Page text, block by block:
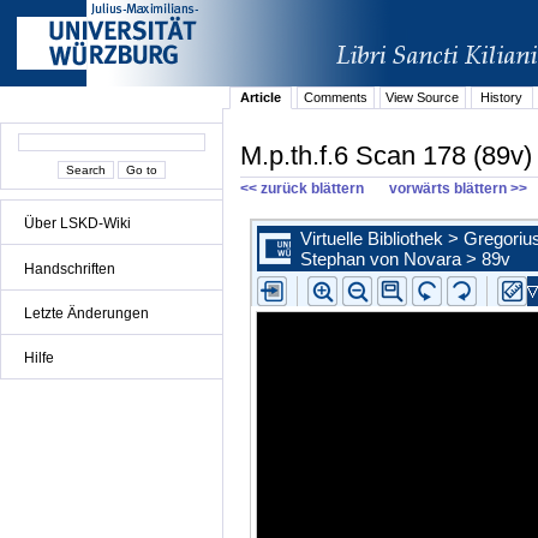
Über LSKD-Wiki
Handschriften
Letzte Änderungen
Hilfe
Article Comments View Source History
M.p.th.f.6 Scan 178 (89v)
<< zurück blättern vorwärts blättern >>